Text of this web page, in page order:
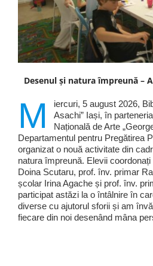
Desenul și natura împreună –
M
iercuri, 5 august 2026,
Asachi” Iași, în
Națională de Arte
Departamentul pentru Pregătirea
organizat o nouă activitate din
natura împreună. Elevii
Doina Scutaru, prof. înv. primar
școlar Irina Agache și prof. înv.
participat astăzi la o întâlnire în
diverse cu ajutorul sforii și am
fiecare din noi desenând mâna